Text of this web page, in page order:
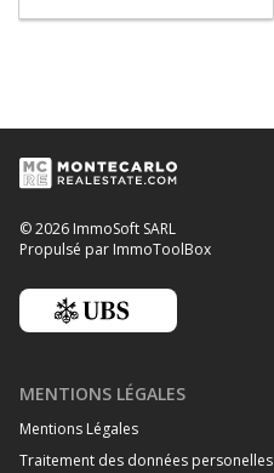
© 2026 ImmoSoft SARL
Propulsé par ImmoToolBox
MENTIONS LÉGALES
Mentions Légales
Traitement des données personelles